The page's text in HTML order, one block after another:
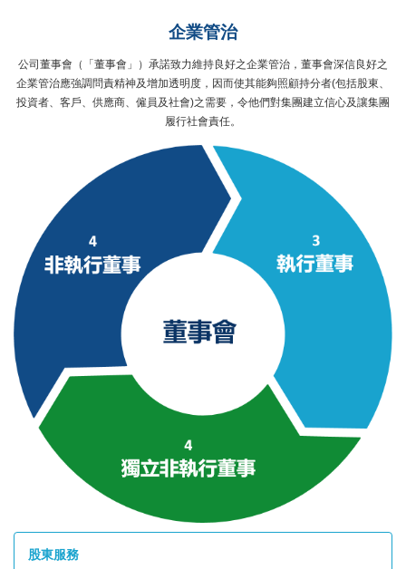
企業管治
公司董事會（「董事會」）承諾致力維持良好之企業管治，董事會深信良好之
企業管治應強調問責精神及增加透明度，因而使其能夠照顧持分者(包括股東、
投資者、客戶、供應商、僱員及社會)之需要，令他們對集團建立信心及讓集團
履行社會責任。
股東服務